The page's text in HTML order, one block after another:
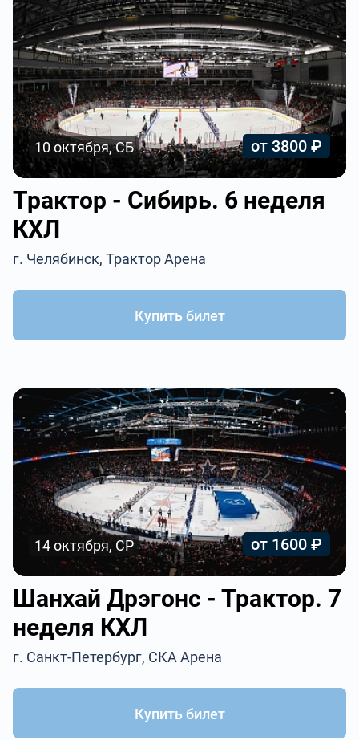
10 октября, СБ от 3800 ₽
Трактор - Сибирь. 6 неделя
КХЛ
г. Челябинск, Трактор Арена
Купить билет
14 октября, СР от 1600 ₽
Шанхай Дрэгонс - Трактор. 7
неделя КХЛ
г. Санкт-Петербург, СКА Арена
Купить билет